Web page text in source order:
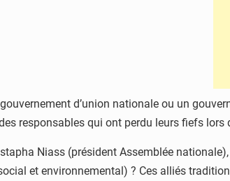
d’union nationale ou un
responsables qui ont perdu leurs fiefs
Niass (président Assemblée
et environnemental) ? Ces alliés